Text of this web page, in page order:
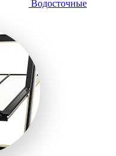
Водосточные